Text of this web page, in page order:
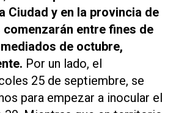
Ciudad y en la provincia de
comenzarán entre fines de
de octubre,
Por un lado, el
25 de septiembre, se
para empezar a inocular el